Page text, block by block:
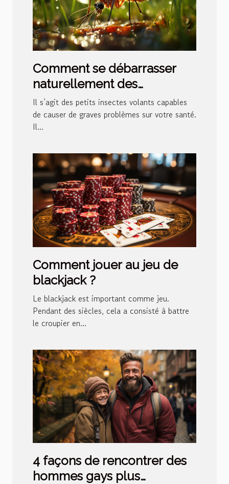
Comment se débarrasser
naturellement des
moustiques tigres ?
Il s’agit des petits insectes volants capables
de causer de graves problèmes sur votre santé.
Il...
Comment jouer au jeu de
blackjack ?
Le blackjack est important comme jeu.
Pendant des siècles, cela a consisté à battre
le croupier en...
4 façons de rencontrer des
hommes gays plus